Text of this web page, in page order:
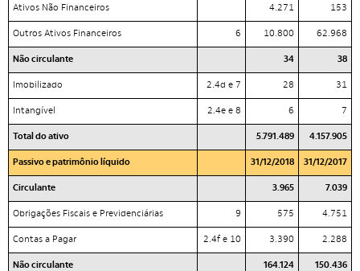
Ativos Não Financeiros 4.271 153
Outros Ativos Financeiros 6 10.800 62.968
Não circulante 34 38
Imobilizado 2.4d e 7 28 31
Intangível 2.4e e 8 6 7
Total do ativo 5.791.489 4.157.905
Passivo e patrimônio líquido 31/12/2018 31/12/2017
Circulante 3.965 7.039
Obrigações Fiscais e Previdenciárias 9 575 4.751
Contas a Pagar 2.4f e 10 3.390 2.288
Não circulante 164.124 150.436